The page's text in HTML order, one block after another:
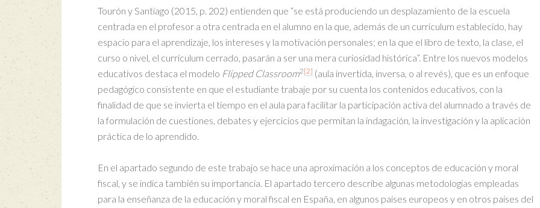
Tourón y Santiago (2015, p. 202) entienden que “se está produciendo un desplazamiento de la escuela
centrada en el profesor a otra centrada en el alumno en la que, además de un currículum establecido, hay
espacio para el aprendizaje, los intereses y la motivación personales; en la que el libro de texto, la clase, el
curso o nivel, el currículum cerrado, pasarán a ser una mera curiosidad histórica”. Entre los nuevos modelos
educativos destaca el modelo Flipped Classroom2[2] (aula invertida, inversa, o al revés), que es un enfoque
pedagógico consistente en que el estudiante trabaje por su cuenta los contenidos educativos, con la
finalidad de que se invierta el tiempo en el aula para facilitar la participación activa del alumnado a través de
la formulación de cuestiones, debates y ejercicios que permitan la indagación, la investigación y la aplicación
práctica de lo aprendido.
En el apartado segundo de este trabajo se hace una aproximación a los conceptos de educación y moral
fiscal, y se indica también su importancia. El apartado tercero describe algunas metodologías empleadas
para la enseñanza de la educación y moral fiscal en España, en algunos países europeos y en otros países del